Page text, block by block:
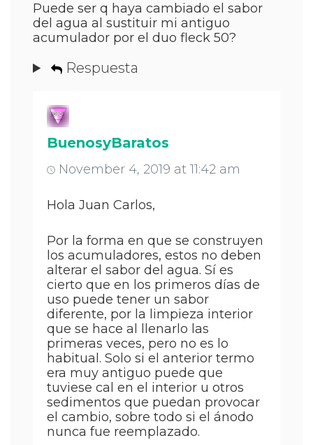
Puede ser q haya cambiado el sabor
del agua al sustituir mi antiguo
acumulador por el duo fleck 50?
Respuesta
BuenosyBaratos
November 4, 2019 at 11:42 am
Hola Juan Carlos,
Por la forma en que se construyen
los acumuladores, estos no deben
alterar el sabor del agua. Sí es
cierto que en los primeros días de
uso puede tener un sabor
diferente, por la limpieza interior
que se hace al llenarlo las
primeras veces, pero no es lo
habitual. Solo si el anterior termo
era muy antiguo puede que
tuviese cal en el interior u otros
sedimentos que puedan provocar
el cambio, sobre todo si el ánodo
nunca fue reemplazado.